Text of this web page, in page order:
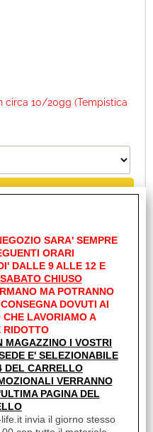
circa 10/20gg (Tempistica
CARAV 98655-690
SARA' SEMPRE
ORARI
DALLE 9 ALLE 12 E
SABATO CHIUSO
MA POTRANNO
DOVUTI AI
LAVORIAMO A
RIDOTTO
MAGAZZINO I VOSTRI
E' SELEZIONABILE
DEL CARRELLO
VERRANNO
PAGINA DEL
invia il giorno stesso